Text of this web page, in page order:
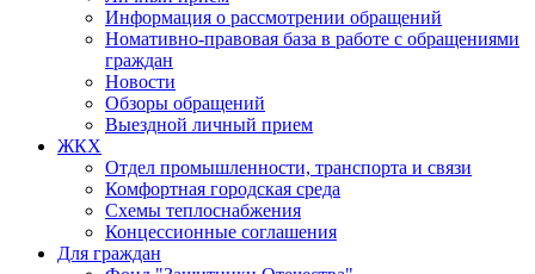
Информация о рассмотрении обращений
Номативно-правовая база в работе с обращениями
граждан
Новости
Обзоры обращений
Выездной личный прием
ЖКХ
Отдел промышленности, транспорта и связи
Комфортная городская среда
Схемы теплоснабжения
Концессионные соглашения
Для граждан